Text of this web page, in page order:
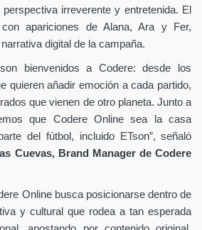
irreverente y entretenida. El
apariciones de Alana, Ara y Fer,
digital de la campaña.
bienvenidos a Codere: desde los
quieren añadir emoción a cada partido,
que vienen de otro planeta. Junto a
que Codere Online sea la casa
del fútbol, incluido ETson”, señaló
Cuevas, Brand Manager de Codere
Online busca posicionarse dentro de
y cultural que rodea a tan esperada